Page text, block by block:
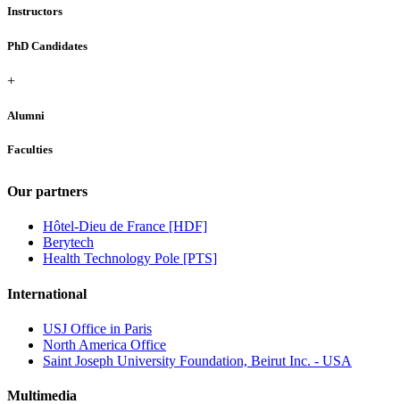
Instructors
PhD Candidates
+
Alumni
Faculties
Our partners
Hôtel-Dieu de France [HDF]
Berytech
Health Technology Pole [PTS]
International
USJ Office in Paris
North America Office
Saint Joseph University Foundation, Beirut Inc. - USA
Multimedia